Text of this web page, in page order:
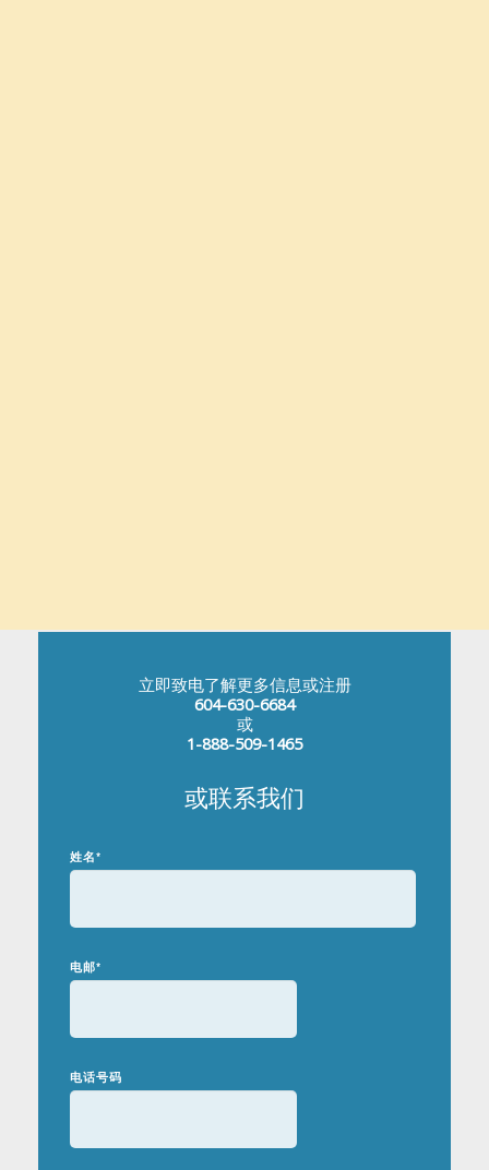
立即致电了解更多信息或注册
604-630-6684
或
1-888-509-1465
或联系我们
姓名*
电邮*
电话号码